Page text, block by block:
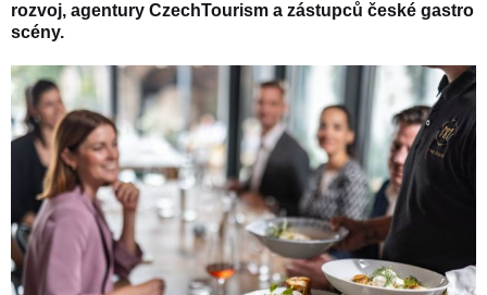
rozvoj, agentury CzechTourism a zástupců české gastro
scény.